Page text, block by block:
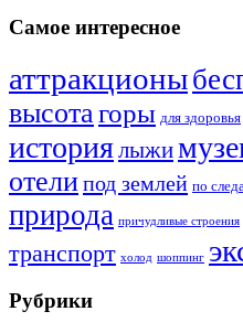
Самое интересное
аттракционы
высота горы для здоровья
историялыжи
отелипод землей по
природа причудливые строения
транспорт холод шоппинг
Рубрики